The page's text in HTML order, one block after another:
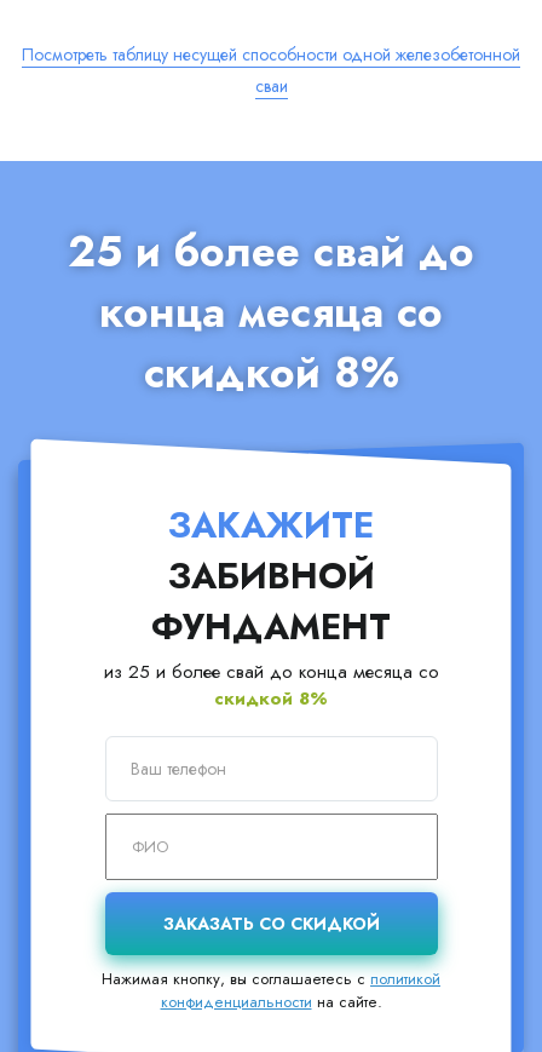
Посмотреть таблицу несущей способности одной железобетонной
сваи
25 и более свай до
конца месяца со
скидкой 8%
ЗАКАЖИТЕ
ЗАБИВНОЙ
ФУНДАМЕНТ
из 25 и более свай до конца месяца со
скидкой 8%
Нажимая кнопку, вы соглашаетесь сполитикой
конфиденциальности на сайте.